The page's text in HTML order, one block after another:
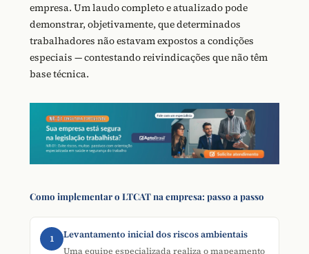
empresa. Um laudo completo e atualizado pode
demonstrar, objetivamente, que determinados
trabalhadores não estavam expostos a condições
especiais — contestando reivindicações que não têm
base técnica.
Como implementar o LTCAT na empresa: passo a passo
1
Levantamento inicial dos riscos ambientais
Uma equipe especializada realiza o mapeamento